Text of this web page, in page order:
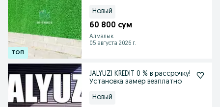
Новый
60 800 сум
Алмалык
05 августа 2026 г.
JALYUZI KREDIT 0 % в рассрочку!
Установка замер везплатно
Новый